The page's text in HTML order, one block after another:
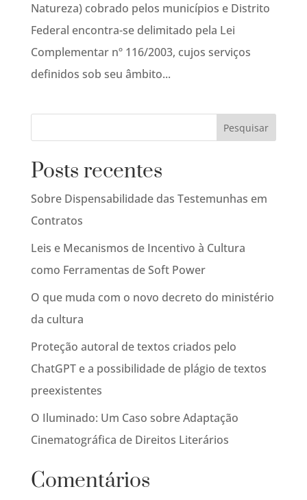
Natureza) cobrado pelos municípios e Distrito
Federal encontra-se delimitado pela Lei
Complementar nº 116/2003, cujos serviços
definidos sob seu âmbito...
Posts recentes
Sobre Dispensabilidade das Testemunhas em
Contratos
Leis e Mecanismos de Incentivo à Cultura
como Ferramentas de Soft Power
O que muda com o novo decreto do ministério
da cultura
Proteção autoral de textos criados pelo
ChatGPT e a possibilidade de plágio de textos
preexistentes
O Iluminado: Um Caso sobre Adaptação
Cinematográfica de Direitos Literários
Comentários